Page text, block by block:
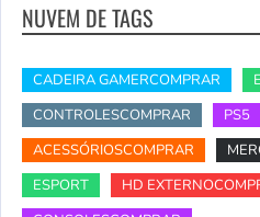
NUVEM DE TAGS
CADEIRA GAMERCOMPRAR
CONTROLESCOMPRAR
PS5
ACESSÓRIOSCOMPRAR
ESPORT
HD